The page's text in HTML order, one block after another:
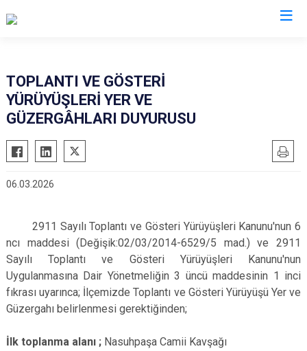
Akyurt
Ayaş
Çubuk
Elmadağ
Etimesgut
Gölbaşı
Nallıhan
Polatlı
Şereflikoçhisar
Sincan
Pursaklar
TOPLANTI VE GÖSTERİ
YÜRÜYÜŞLERİ YER VE
GÜZERGÂHLARI DUYURUSU
06.03.2026
2911 Sayılı Toplantı ve Gösteri Yürüyüşleri Kanunu'nun 6
ncı maddesi (Değişik:02/03/2014-6529/5 mad.) ve 2911
Sayılı Toplantı ve Gösteri Yürüyüşleri Kanunu'nun
Uygulanmasına Dair Yönetmeliğin 3 üncü maddesinin 1 inci
fıkrası uyarınca; İlçemizde Toplantı ve Gösteri Yürüyüşü Yer ve
Güzergahı belirlenmesi gerektiğinden;
İlk toplanma alanı ; Nasuhpaşa Camii Kavşağı